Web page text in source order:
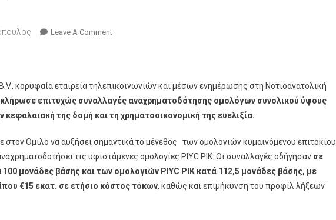
Leave A CommentOn
Ολοκληρώνει
Με
Επιτυχία
Ομολόγων
Ύψους
κορυφαία εταιρεία τηλεπικοινωνιών και μέσων ενημέρωσης στη Νοτιοανατολική
επιτυχώς συναλλαγές αναχρηματοδότησης ομολόγων συνολικού ύψους
κεφαλαιακή της δομή και τη χρηματοοικονομική της ευελιξία.
στον Όμιλο να αυξήσει σημαντικά το μέγεθος των ομολογιών κυμαινόμενου επιτοκίου
τις υφιστάμενες ομολογίες PIYC PIK. Οι συναλλαγές οδήγησαν σε
μονάδες βάσης και των ομολογιών PIYC PIK κατά 112,5 μονάδες βάσης, με
€15 εκατ. σε ετήσιο κόστος τόκων, καθώς και επιμήκυνση του προφίλ λήξεων